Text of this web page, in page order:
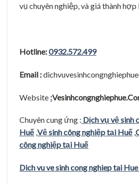
vụ chuyên nghiệp, và giá thành hợp
Hotline:0932.572.499
Email :
Website :
Chuyên cung ứng : Dịch vụ vệ sinh
Huế ,Vệ sinh công nghiệp tại Huế ,
công nghiệp tại Huế
Dich vu ve sinh cong nghiep tai Hue